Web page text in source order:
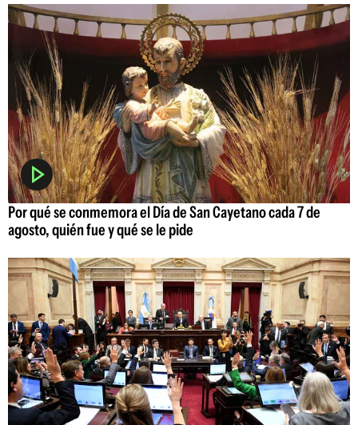
Por qué se conmemora el Día de San Cayetano cada 7 de
agosto, quién fue y qué se le pide